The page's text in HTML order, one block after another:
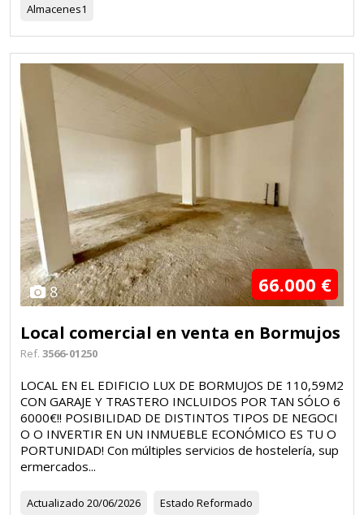
Almacenes1
8 66.000 €
Local comercial en venta en Bormujos
Ref. 3566-01250
LOCAL EN EL EDIFICIO LUX DE BORMUJOS DE 110,59M2
CON GARAJE Y TRASTERO INCLUIDOS POR TAN SÓLO 6
6000€!! POSIBILIDAD DE DISTINTOS TIPOS DE NEGOCI
O O INVERTIR EN UN INMUEBLE ECONÓMICO ES TU O
PORTUNIDAD! Con múltiples servicios de hostelería, sup
ermercados...
Actualizado 20/06/2026 Estado Reformado